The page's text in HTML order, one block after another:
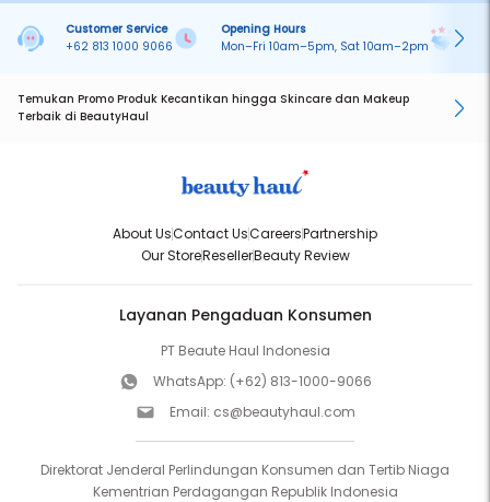
Customer Service
+62 813 1000 9066
Opening Hours
Mon–Fri 10am–5pm, Sat 10am–2pm
Temukan Promo Produk Kecantikan hingga Skincare dan Makeup
Terbaik di BeautyHaul
About UsContact UsCareersPartnership
Our StoreResellerBeauty Review
Layanan Pengaduan Konsumen
PT Beaute Haul Indonesia
WhatsApp: (+62) 813-1000-9066
Email: cs@beautyhaul.com
Direktorat Jenderal Perlindungan Konsumen dan Tertib Niaga
Kementrian Perdagangan Republik Indonesia